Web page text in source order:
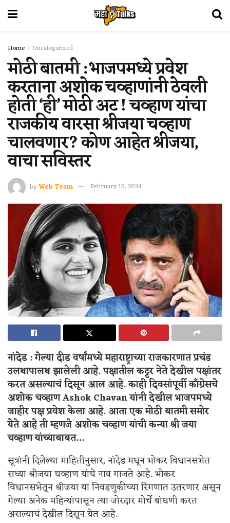
Home Uncategorized
मोठी बातमी : भाजपमध्ये प्रवेश
करताना अशोक चव्हाणांनी ठेवली
होती ‘ही’ मोठी अट ! चव्हाण यांचा
राजकीय वारसा श्रीजया चव्हाण
चालवणार? कोण आहेत श्रीजया,
वाचा सविस्तर
byWeb Team February 15, 2024
नांदेड : गेल्या दीड वर्षांमध्ये महाराष्ट्राच्या राजकारणात प्रचंड
उलथापालथ झालेली आहे. पक्षातील कट्टर नेते देखील पक्षांतर
करत असल्याचं दिसून आल आहे. काही दिवसांपूर्वी काँग्रेसचे
अशोक चव्हाण Ashok Chavanयांनी देखील भाजपमध्ये
जाहीर पक्ष प्रवेश केला आहे. आता एक मोठी बातमी समोर
येते आहे ती म्हणजे अशोक चव्हाण यांची कन्या श्री जया
चव्हाण यांच्याबाबत…
सूत्रांनी दिलेल्या माहितीनुसार, नांदेड मधून भोकर विधानसभेत
सध्या श्रीजया चव्हाण यांचे नाव गाजते आहे. भोकर
विधानसभेतून श्रीजया या निवडणुकीच्या रिंगणात उतरणार असून
गेल्या अनेक महिन्यांपासून त्या जोरदार मोर्चे बांधणी करत
असल्याचं देखील दिसून येत आहे.